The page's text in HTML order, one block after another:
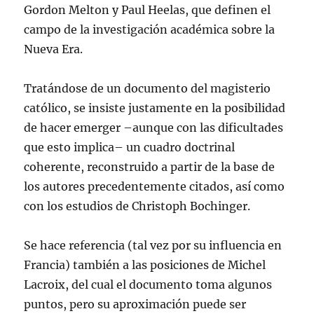
Gordon Melton y Paul Heelas, que definen el
campo de la investigación académica sobre la
Nueva Era.
Tratándose de un documento del magisterio
católico, se insiste justamente en la posibilidad
de hacer emerger –aunque con las dificultades
que esto implica– un cuadro doctrinal
coherente, reconstruido a partir de la base de
los autores precedentemente citados, así como
con los estudios de Christoph Bochinger.
Se hace referencia (tal vez por su influencia en
Francia) también a las posiciones de Michel
Lacroix, del cual el documento toma algunos
puntos, pero su aproximación puede ser